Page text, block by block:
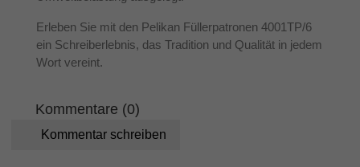
Erleben Sie mit den Pelikan Füllerpatronen 4001TP/6
ein Schreiberlebnis, das Tradition und Qualität in jedem
Wort vereint.
Kommentare (0)
Kommentar schreiben